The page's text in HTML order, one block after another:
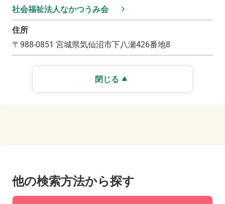
社会福祉法人なかつうみ会
住所
〒 988-0851 宮城県気仙沼市下八瀬426番地8
閉じる
他の検索方法から探す